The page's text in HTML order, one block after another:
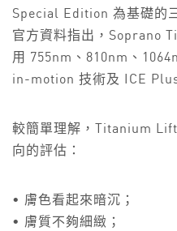
Special Edition 為基礎的
官方資料指出，Soprano
用 755nm、810nm、
in-motion 技術及 ICE
較簡單理解，Titanium
向的評估：
• 膚色看起來暗沉；
• 膚質不夠細緻；